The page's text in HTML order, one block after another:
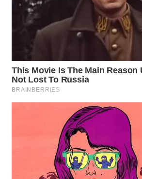
WAHANA
HEALTH
DESA
WISATA
LAPAK
KONSUMEN